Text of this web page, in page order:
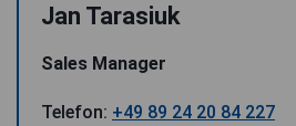
Jan Tarasiuk
Sales Manager
Telefon: +49 89 24 20 84 227